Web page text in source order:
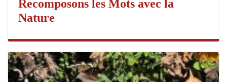
Recomposons les Mots avec la
Nature